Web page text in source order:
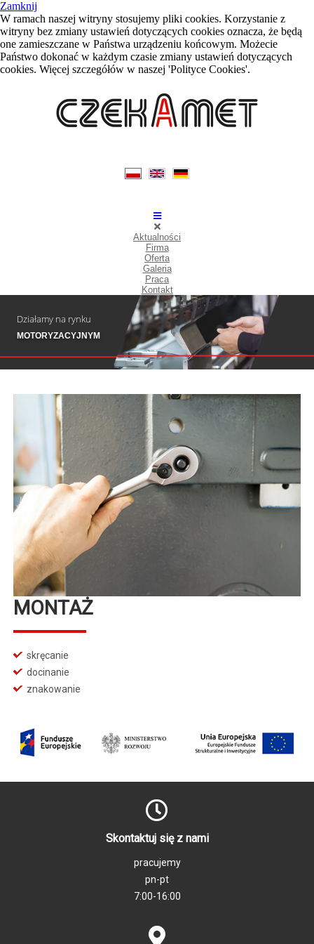
Zamknij
W ramach naszej witryny stosujemy pliki cookies. Korzystanie z
witryny bez zmiany ustawień dotyczących cookies oznacza, że będą
one zamieszczane w Państwa urządzeniu końcowym. Możecie
Państwo dokonać w każdym czasie zmiany ustawień dotyczących
cookies. Więcej szczegółów w naszej 'Polityce Cookies'.
Aktualności
Firma
Oferta
Galeria
Praca
Kontakt
Działamy na rynku
MOTORYZACYJNYM
MONTAŻ
skręcanie
docinanie
znakowanie
Skontaktuj się z nami
pracujemy
pn-pt
7:00-16:00